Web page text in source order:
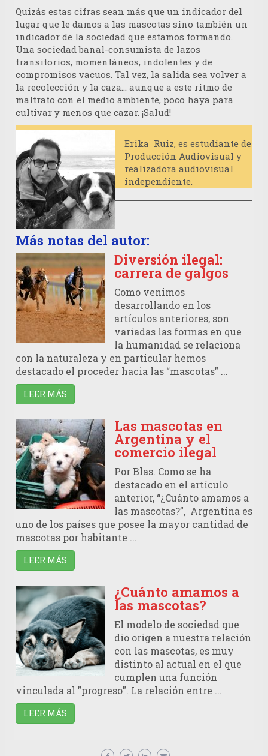
Quizás estas cifras sean más que un indicador del
lugar que le damos a las mascotas sino también un
indicador de la sociedad que estamos formando.
Una sociedad banal-consumista de lazos
transitorios, momentáneos, indolentes y de
compromisos vacuos. Tal vez, la salida sea volver a
la recolección y la caza… aunque a este ritmo de
maltrato con el medio ambiente, poco haya para
cultivar y menos que cazar. ¡Salud!
Erika Ruiz, es estudiante de
Producción Audiovisual y
realizadora audiovisual
independiente.
Más notas del autor:
Diversión ilegal:
carrera de galgos
Como venimos
desarrollando en los
artículos anteriores, son
variadas las formas en que
la humanidad se relaciona
con la naturaleza y en particular hemos
destacado el proceder hacia las “mascotas” ...
LEER MÁS
Las mascotas en
Argentina y el
comercio ilegal
Por Blas. Como se ha
destacado en el artículo
anterior, “¿Cuánto amamos a
las mascotas?”, Argentina es
uno de los países que posee la mayor cantidad de
mascotas por habitante ...
LEER MÁS
¿Cuánto amamos a
las mascotas?
El modelo de sociedad que
dio origen a nuestra relación
con las mascotas, es muy
distinto al actual en el que
cumplen una función
vinculada al "progreso". La relación entre ...
LEER MÁS